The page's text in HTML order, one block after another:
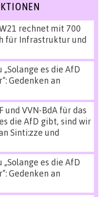
rechnet mit 700
für Infrastruktur und
„Solange es die AfD
Gedenken an
und VVN-BdA für das
die AfD gibt, sind wir
Sinti:zze und
„Solange es die AfD
Gedenken an